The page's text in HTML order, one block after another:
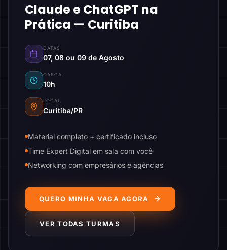
Claude e ChatGPT na
Prática — Curitiba
DATAS
07, 08 ou 09 de Agosto
CARGA
10h
LOCAL
Curitiba/PR
Material completo + certificado incluso
Time Expert Digital em sala com você
Networking com empresários e agências
QUERO MINHA VAGA AGORA
VER TODAS TURMAS